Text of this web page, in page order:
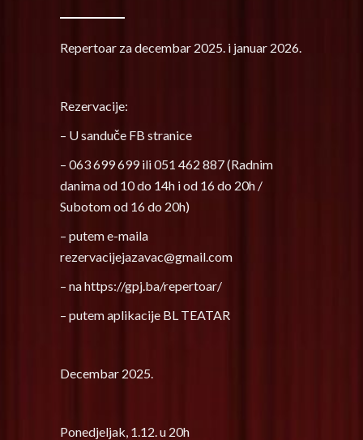
Repertoar za decembar 2025. i januar 2026.
Rezervacije:
– U sanduče FB stranice
– 063 699 699 ili 051 462 887 (Radnim
danima od 10 do 14h i od 16 do 20h /
Subotom od 16 do 20h)
– putem e-maila
rezervacijejazavac@gmail.com
– na https://gpj.ba/repertoar/
– putem aplikacije BL TEATAR
Decembar 2025.
Ponedjeljak, 1.12. u 20h